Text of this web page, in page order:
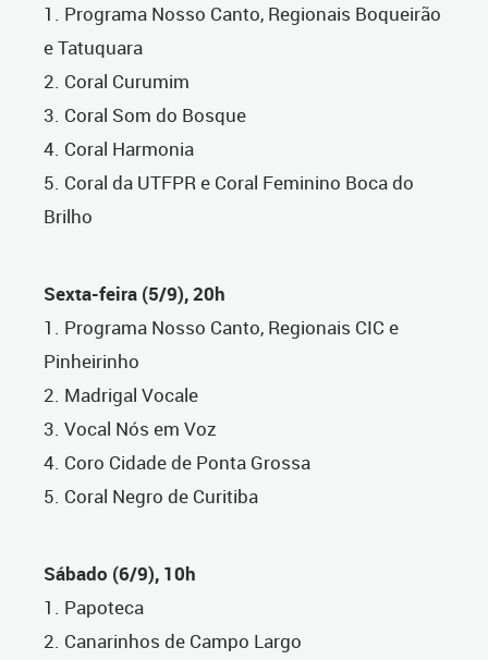
1. Programa Nosso Canto, Regionais Boqueirão
e Tatuquara
2. Coral Curumim
3. Coral Som do Bosque
4. Coral Harmonia
5. Coral da UTFPR e Coral Feminino Boca do
Brilho
Sexta-feira (5/9), 20h
1. Programa Nosso Canto, Regionais CIC e
Pinheirinho
2. Madrigal Vocale
3. Vocal Nós em Voz
4. Coro Cidade de Ponta Grossa
5. Coral Negro de Curitiba
Sábado (6/9), 10h
1. Papoteca
2. Canarinhos de Campo Largo